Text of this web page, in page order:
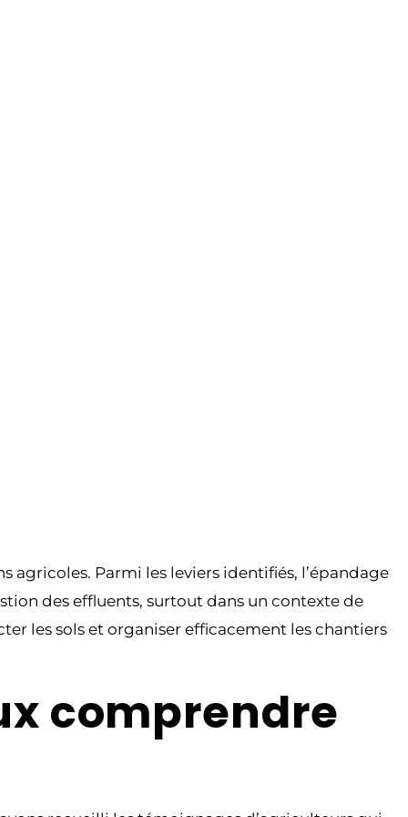
agricoles. Parmi les leviers identifiés, l’épandage
des effluents, surtout dans un contexte de
les sols et organiser efficacement les chantiers
comprendre